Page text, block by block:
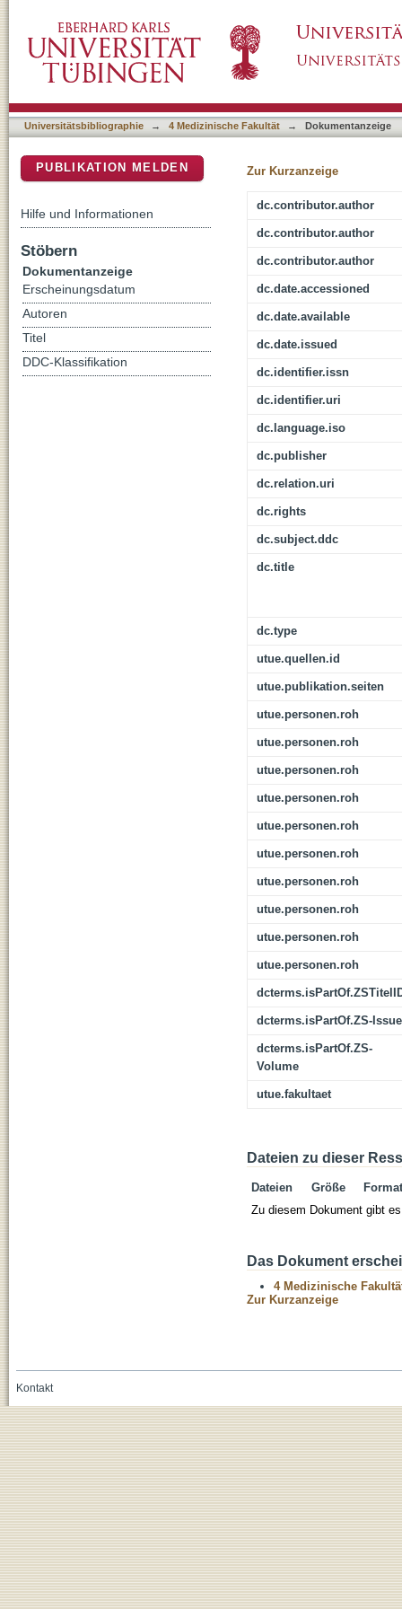
From the CWS Trials-Retrospective Clinical
Universitätsbibliographie → 4 Medizinische Fakultät → Dokumentanzeige
Zur Kurzanzeige
dc.contributor.author
dc.contributor.author
dc.contributor.author
dc.date.accessioned
dc.date.available
dc.date.issued
dc.identifier.issn
dc.identifier.uri
dc.language.iso
dc.publisher
dc.relation.uri
dc.rights
dc.subject.ddc
dc.title
dc.type
utue.quellen.id
utue.publikation.seiten
utue.personen.roh
utue.personen.roh
utue.personen.roh
utue.personen.roh
utue.personen.roh
utue.personen.roh
utue.personen.roh
utue.personen.roh
utue.personen.roh
utue.personen.roh
dcterms.isPartOf.ZS-Issue
dcterms.isPartOf.ZS-
Volume
utue.fakultaet
Dateien zu dieser
Dateien Größe
Format
Zu diesem Dokument gibt
Das Dokument
4 Medizinische
Zur Kurzanzeige
PUBLIKATION MELDEN
Hilfe und Informationen
Stöbern
Dokumentanzeige
Erscheinungsdatum
Autoren
Titel
DDC-Klassifikation
Kontakt